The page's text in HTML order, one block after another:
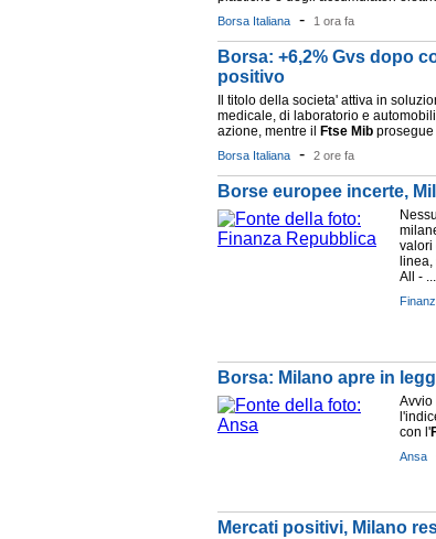
Borsa Italiana - 1 ora fa
Borsa: +6,2% Gvs dopo
positivo
Il titolo della societa' attiva in
medicale, di laboratorio e
azione, mentre il
Ftse Mib prosegue
Borsa Italiana - 2 ore fa
Borse europee incerte,
valori
All - ...
Borsa: Milano apre in
Avvio
con l'
Ansa
Mercati positivi, Milano